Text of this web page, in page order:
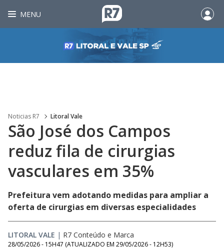
MENU
Noticias R7 Litoral Vale
São José dos Campos
reduz fila de cirurgias
vasculares em 35%
Prefeitura vem adotando medidas para ampliar a
oferta de cirurgias em diversas especialidades
LITORAL VALE | R7 Conteúdo e Marca
28/05/2026 - 15H47 (ATUALIZADO EM 29/05/2026 - 12H53)